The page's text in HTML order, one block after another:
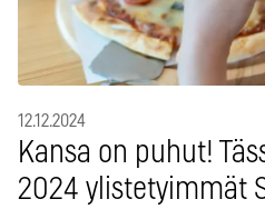
12.12.2024
Kansa on puhut!
2024 ylistetyimmät